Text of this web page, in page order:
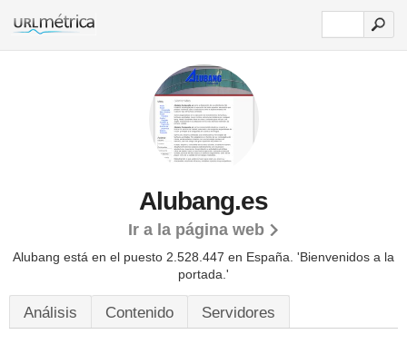
Alubang.es
Ir a la página web
Alubang está en el puesto 2.528.447 en España. 'Bienvenidos a la
portada.'
Análisis Contenido Servidores